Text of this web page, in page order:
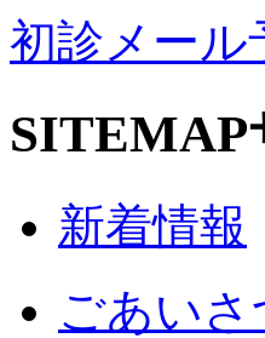
初診メール
SITEMAP
新着情報
ごあいさ